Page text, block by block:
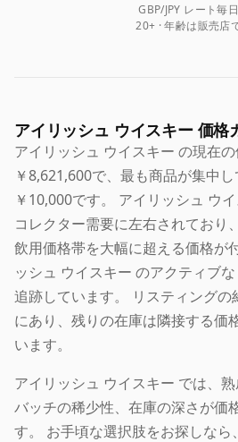
GBP/JPY レート毎
20+ · 年齢は販売店
アイリッシュ ウイスキー 価格
アイリッシュ ウイスキー の現在
￥8,621,600で、最も商品が集中
￥10,000です。 アイリッシュ ウ
コレクター需要に左右されており
飲用価格帯を大幅に超える価格が
ッシュ ウイスキー のアクティブ
追跡しています。 リスティングの
にあり、残りの在庫は隣接する価
います。
アイリッシュ ウイスキー では、熟
バッチの稀少性、在庫の深さが価
す。 お手頃な選択肢をお探しなら